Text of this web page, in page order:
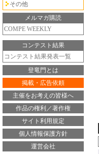
その他
メルマガ購読
COMPE WEEKLY
コンテスト結果
コンテスト結果発表一覧
登竜門とは
掲載・広告依頼
主催をお考えの皆様へ
作品の権利／著作権
サイト利用規定
個人情報保護方針
運営会社